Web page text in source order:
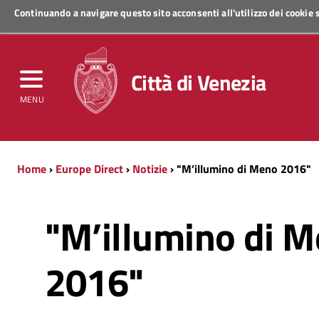
Continuando a navigare questo sito acconsenti all'utilizzo dei
MENU
Regione Veneto
Città di Venezia
Home› Europe Direct› Notizie› "M’illumino di Meno 2016"
"M’illumino di
2016"